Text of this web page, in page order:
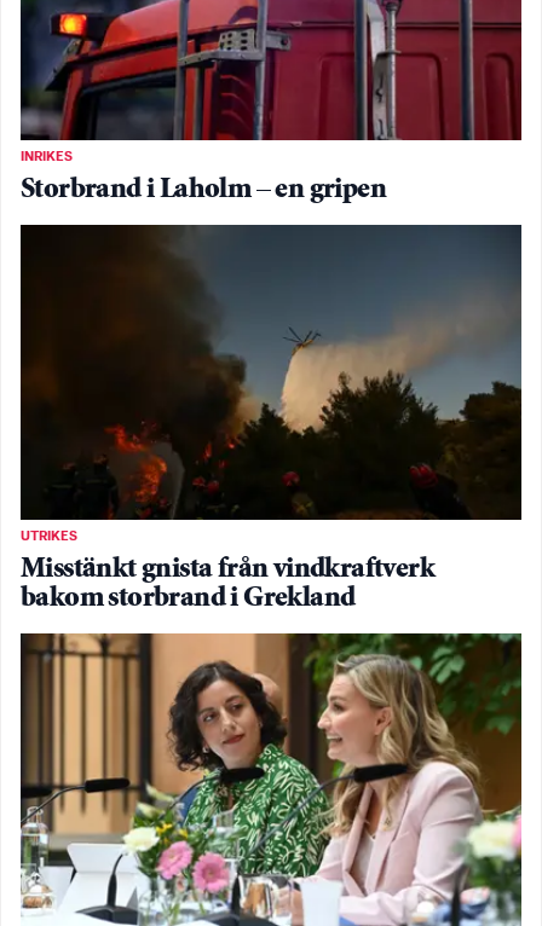
INRIKES
Storbrand i Laholm – en gripen
UTRIKES
Misstänkt gnista från vindkraftverk
bakom storbrand i Grekland